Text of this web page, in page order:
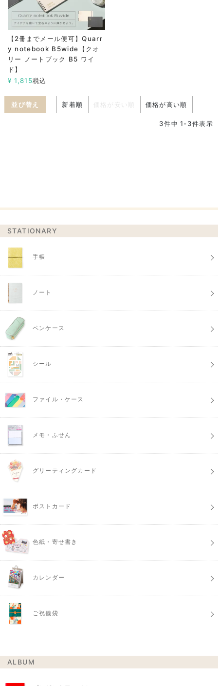
【2冊までメール便可】Quarr
y notebook B5wide【クオ
リー ノートブック B5 ワイ
ド】
¥ 1,815税込
並び替え 新着順 価格が安い順 価格が高い順
3件中 1-3件表示
STATIONARY
手帳
ノート
ペンケース
シール
ファイル・ケース
メモ・ふせん
グリーティングカード
ポストカード
色紙・寄せ書き
カレンダー
ご祝儀袋
ALBUM